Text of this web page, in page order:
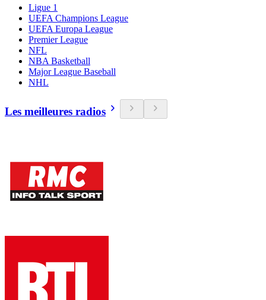
Ligue 1
UEFA Champions League
UEFA Europa League
Premier League
NFL
NBA Basketball
Major League Baseball
NHL
Les meilleures radios